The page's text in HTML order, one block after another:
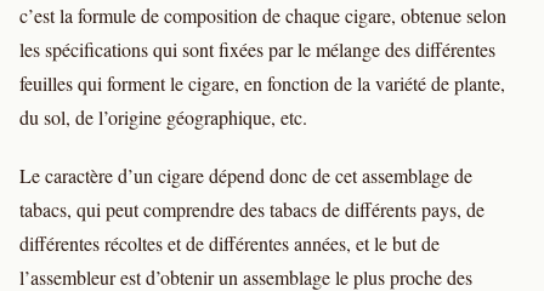
c’est la formule de composition de chaque cigare, obtenue selon
les spécifications qui sont fixées par le mélange des différentes
feuilles qui forment le cigare, en fonction de la variété de plante,
du sol, de l’origine géographique, etc.
Le caractère d’un cigare dépend donc de cet assemblage de
tabacs, qui peut comprendre des tabacs de différents pays, de
différentes récoltes et de différentes années, et le but de
l’assembleur est d’obtenir un assemblage le plus proche des